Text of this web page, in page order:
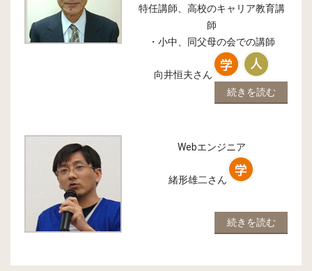
特任講師、高校のキャリア教育講
師
・小中、同父母の会での講師
向井恒夫さん
続きを読む
Webエンジニア
緒形雄二さん
続きを読む